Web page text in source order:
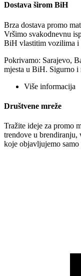
Dostava širom BiH
Brza dostava promo
Vršimo svakodnevnu
BiH vlastitim vozilima i
Pokrivamo: Sarajevo,
mjesta u BiH. Sigurno i
Više informacija
Društvene mreže
Tražite ideje za promo
trendove u
koje objavljujemo samo